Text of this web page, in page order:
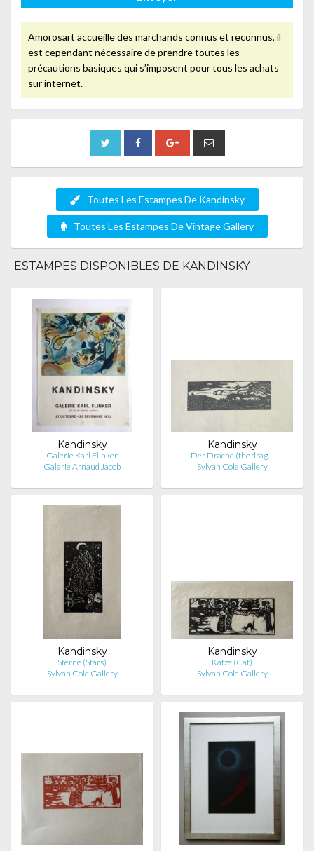
Amorosart accueille des marchands connus et reconnus, il
est cependant nécessaire de prendre toutes les
précautions basiques qui s’imposent pour tous les achats
sur internet.
Toutes Les Estampes De Kandinsky
Toutes Les Estampes De Vintage Gallery
ESTAMPES DISPONIBLES DE KANDINSKY
Kandinsky
Galerie Karl Flinker
Galerie Arnaud Jacob
Kandinsky
Der Drache (the drag…
Sylvan Cole Gallery
Kandinsky
Sterne (Stars)
Sylvan Cole Gallery
Kandinsky
Katze (Cat)
Sylvan Cole Gallery